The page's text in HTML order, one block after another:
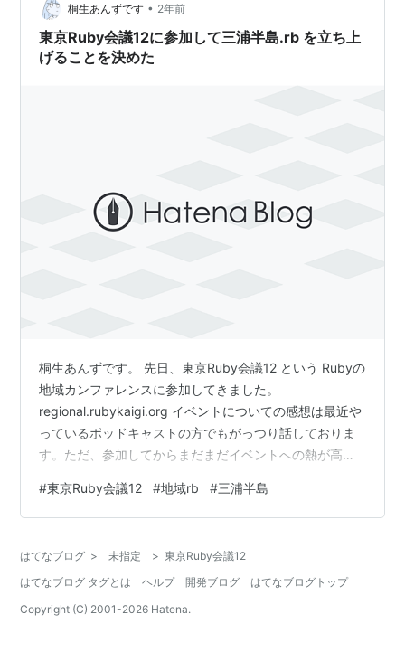
桐生あんずです • 2年前
東京Ruby会議12に参加して三浦半島.rb を立ち上
げることを決めた
桐生あんずです。 先日、東京Ruby会議12 という Rubyの
地域カンファレンスに参加してきました。
regional.rubykaigi.org イベントについての感想は最近や
っているポッドキャストの方でもがっつり話しておりま
す。ただ、参加してからまだまだイベントへの熱が高ま
い気持ちもありブログも書くことにしました。 ラジオ投
稿しましたListen to "東京Ruby会議12に参加しました、
#tokyorubykaigi #桐生あんず電波局
https://t.co/MMYeQA…
#東京Ruby会議12 #地域rb #三浦半島
はてなブログ > 未指定 > 東京Ruby会議12
はてなブログ タグとは
ヘルプ 開発ブログ
はてなブログトップ
Copyright (C) 2001-2026 Hatena.